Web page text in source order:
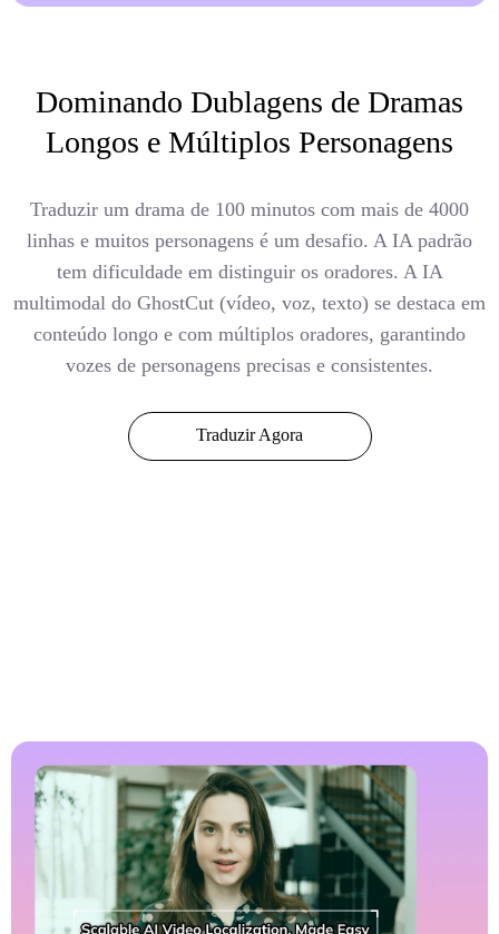
Dominando Dublagens de Dramas
Longos e Múltiplos Personagens
Traduzir um drama de 100 minutos com mais de 4000
linhas e muitos personagens é um desafio. A IA padrão
tem dificuldade em distinguir os oradores. A IA
multimodal do GhostCut (vídeo, voz, texto) se destaca em
conteúdo longo e com múltiplos oradores, garantindo
vozes de personagens precisas e consistentes.
Traduzir Agora